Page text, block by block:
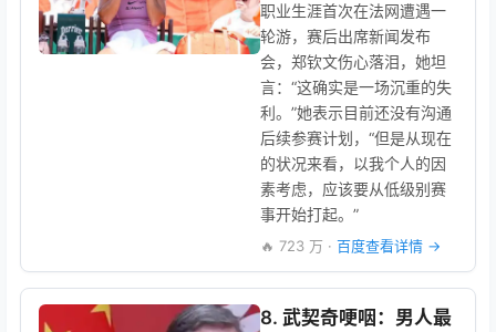
职业生涯首次在法网遭遇一
轮游，赛后出席新闻发布
会，郑钦文伤心落泪，她坦
言：“这确实是一场沉重的失
利。”她表示目前还没有沟通
后续参赛计划，“但是从现在
的状况来看，以我个人的因
素考虑，应该要从低级别赛
事开始打起。”
🔥 723 万 · 百度查看详情 →
8. 武契奇哽咽：男人最